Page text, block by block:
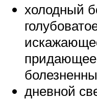
холодный
дневной